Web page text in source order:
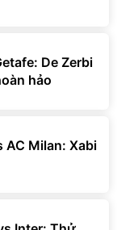
De Zerbi
hảo
AC Milan: Xabi